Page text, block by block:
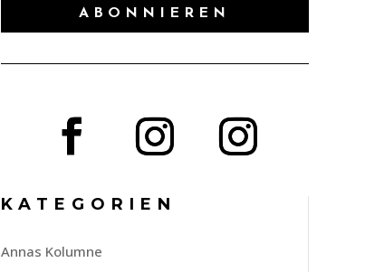
ABONNIEREN
KATEGORIEN
Annas Kolumne